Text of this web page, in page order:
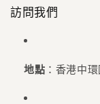
訪問我們
地點 ：香港中